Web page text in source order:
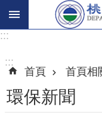
搜
尋
:::
:::
首頁
首頁相
環保新聞